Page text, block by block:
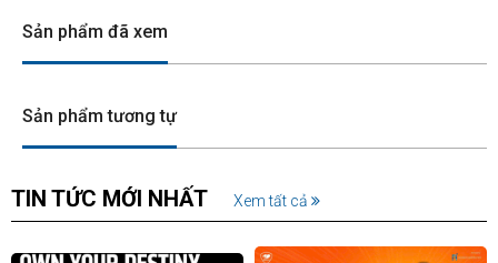
Sản phẩm đã xem
Sản phẩm tương tự
TIN TỨC MỚI NHẤT Xem tất cả